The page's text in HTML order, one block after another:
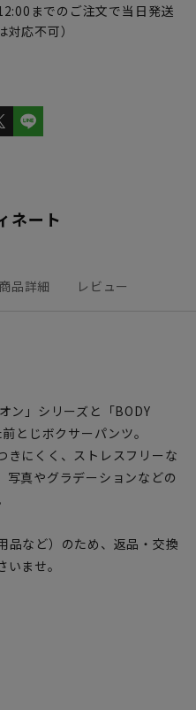
までのご注文で当日発送
応不可）
ネート
商品詳細 レビュー
ン」シリーズと「BODY
とじボクサーパンツ。
きにくく、ストレスフリーな
写真やグラデーションなどの
など）のため、返品・交換
ませ。